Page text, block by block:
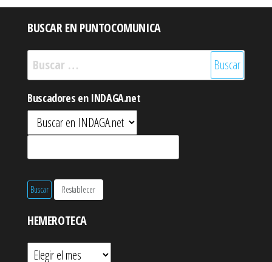
BUSCAR EN PUNTOCOMUNICA
Buscar:
Buscadores en INDAGA.net
HEMEROTECA
Hemeroteca